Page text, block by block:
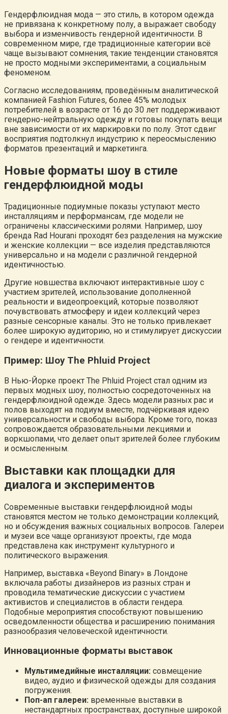
Гендерфлюидная мода — это стиль, в котором одежда
не привязана к конкретному полу, а выражает свободу
выбора и изменчивость гендерной идентичности. В
современном мире, где традиционные категории всё
чаще вызывают сомнения, такие тенденции становятся
не просто модными экспериментами, а социальным
феноменом.
Согласно исследованиям, проведённым аналитической
компанией Fashion Futures, более 45% молодых
потребителей в возрасте от 16 до 30 лет поддерживают
гендерно-нейтральную одежду и готовы покупать вещи
вне зависимости от их маркировки по полу. Этот сдвиг
восприятия подтолкнул индустрию к переосмыслению
форматов презентаций и маркетинга.
Новые форматы шоу в стиле
гендерфлюидной моды
Традиционные подиумные показы уступают место
инсталляциям и перформансам, где модели не
ограничены классическими ролями. Например, шоу
бренда Rad Hourani проходят без разделения на мужские
и женские коллекции — все изделия представляются
универсально и на модели с различной гендерной
идентичностью.
Другие новшества включают интерактивные шоу с
участием зрителей, использование дополненной
реальности и видеопроекций, которые позволяют
почувствовать атмосферу и идеи коллекций через
разные сенсорные каналы. Это не только привлекает
более широкую аудиторию, но и стимулирует дискуссии
о гендере и идентичности.
Пример: Шоу The Phluid Project
В Нью-Йорке проект The Phluid Project стал одним из
первых модных шоу, полностью сосредоточенных на
гендерфлюидной одежде. Здесь модели разных рас и
полов выходят на подиум вместе, подчёркивая идею
универсальности и свободы выбора. Кроме того, показ
сопровождается образовательными лекциями и
воркшопами, что делает опыт зрителей более глубоким
и осмысленным.
Выставки как площадки для
диалога и экспериментов
Современные выставки гендерфлюидной моды
становятся местом не только демонстрации коллекций,
но и обсуждения важных социальных вопросов. Галереи
и музеи все чаще организуют проекты, где мода
представлена как инструмент культурного и
политического выражения.
Например, выставка «Beyond Binary» в Лондоне
включала работы дизайнеров из разных стран и
проводила тематические дискуссии с участием
активистов и специалистов в области гендера.
Подобные мероприятия способствуют повышению
осведомленности общества и расширению понимания
разнообразия человеческой идентичности.
Инновационные форматы выставок
Мультимедийные инсталляции: совмещение
видео, аудио и физической одежды для создания
погружения.
Поп-ап галереи: временные выставки в
нестандартных пространствах, доступные широкой